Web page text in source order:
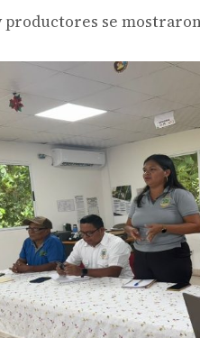
productores se